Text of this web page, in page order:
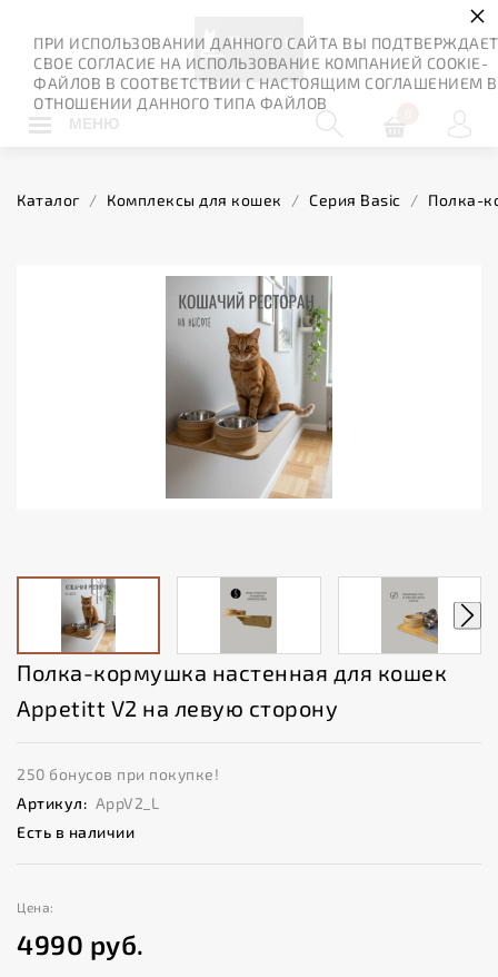
МЕНЮ
Каталог / Комплексы для кошек / Серия Basic / Полка-
Полка-кормушка настенная для кошек
Appetitt V2 на левую сторону
250 бонусов при покупке!
Артикул: AppV2_L
Есть в наличии
Цена:
4990 руб.
ПРИ ИСПОЛЬЗОВАНИИ ДАННОГО САЙТА ВЫ
СВОЕ СОГЛАСИЕ НА ИСПОЛЬЗОВАНИЕ КОМПАНИЕЙ COOKIE-
ФАЙЛОВ В СООТВЕТСТВИИ С НАСТОЯЩИМ СОГЛАШЕНИЕМ В
ОТНОШЕНИИ ДАННОГО ТИПА ФАЙЛОВ
×